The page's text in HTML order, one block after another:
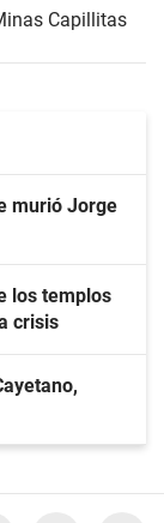
Capillitas
murió Jorge
los templos
crisis